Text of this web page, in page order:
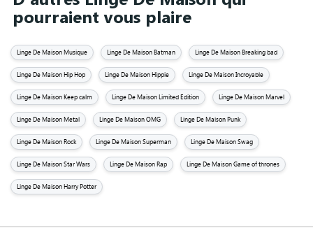
pourraient vous plaire
Linge De Maison Musique Linge De Maison Batman Linge De Maison Breaking bad
Linge De Maison Hip Hop Linge De Maison Hippie Linge De Maison Incroyable
Linge De Maison Keep calm Linge De Maison Limited Edition Linge De Maison Marvel
Linge De Maison Metal Linge De Maison OMG Linge De Maison Punk
Linge De Maison Rock Linge De Maison Superman Linge De Maison Swag
Linge De Maison Star Wars Linge De Maison Rap Linge De Maison Game of thrones
Linge De Maison Harry Potter